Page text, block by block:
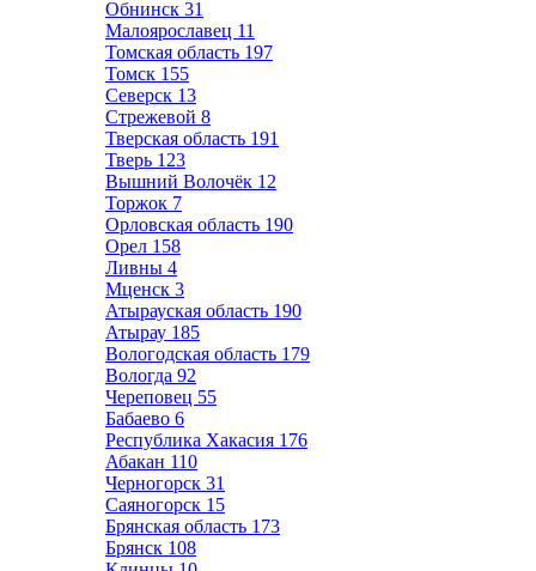
Обнинск 31
Малоярославец 11
Томская область 197
Томск 155
Северск 13
Стрежевой 8
Тверская область 191
Тверь 123
Вышний Волочёк 12
Торжок 7
Орловская область 190
Орел 158
Ливны 4
Мценск 3
Атырауская область 190
Атырау 185
Вологодская область 179
Вологда 92
Череповец 55
Бабаево 6
Республика Хакасия 176
Абакан 110
Черногорск 31
Саяногорск 15
Брянская область 173
Брянск 108